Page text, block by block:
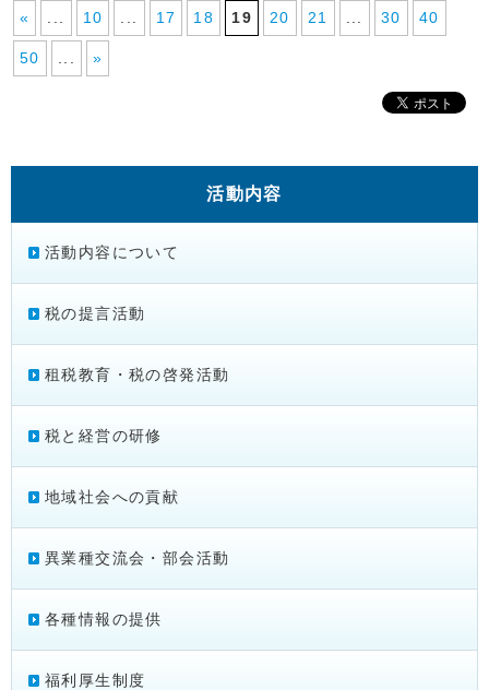
« 10 17 18 19 20 21 30 40
50 »
活動内容
活動内容について
税の提言活動
租税教育・税の啓発活動
税と経営の研修
地域社会への貢献
異業種交流会・部会活動
各種情報の提供
福利厚生制度